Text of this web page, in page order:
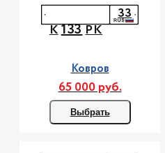
К133РК
33
Ковров
65 000 руб.
Выбрать